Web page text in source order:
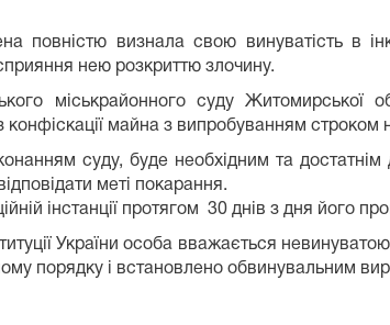
повністю визнала свою винуватість в
нею розкриттю злочину.
міськрайонного суду Житомирської
майна з випробуванням строком
суду, буде необхідним та
меті покарання.
інстанції протягом 30 днів з дня його
України особа вважається
порядку і встановлено обвинувальним